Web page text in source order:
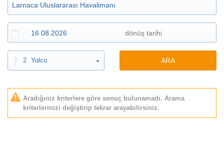
2 Yolcu ARA
Aradığınız kriterlere göre sonuç bulunamadı. Arama
kriterlerinizi değiştirip tekrar arayabilirsiniz.